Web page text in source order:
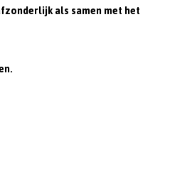
als samen met het